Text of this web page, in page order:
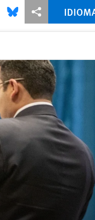
via Facebook
Share this via Bluesky
Share this via Compartir